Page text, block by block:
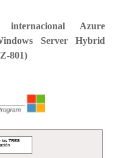
Azure
Server Hybrid
801)